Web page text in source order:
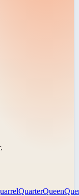
QuarterQueen